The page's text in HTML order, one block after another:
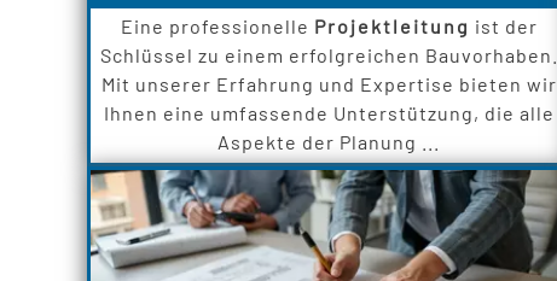
Eine professionelle Projektleitung ist der
Schlüssel zu einem erfolgreichen Bauvorhaben.
Mit unserer Erfahrung und Expertise bieten wir
Ihnen eine umfassende Unterstützung, die alle
Aspekte der Planung ...